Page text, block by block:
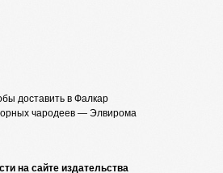
доставить в Фалкар
чародеев — Элвирома
на сайте издательства